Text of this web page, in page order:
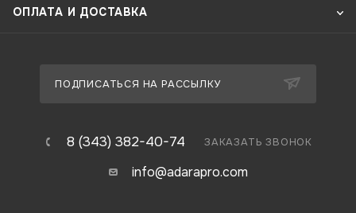
ОПЛАТА И ДОСТАВКА
ПОДПИСАТЬСЯ НА РАССЫЛКУ
8 (343) 382-40-74 ЗАКАЗАТЬ ЗВОНОК
info@adarapro.com